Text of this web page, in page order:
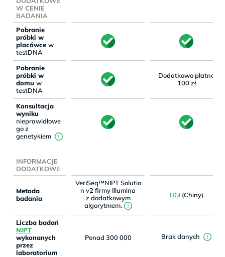
W CENIE
BADANIA
Pobranie
próbki w
placówce w
testDNA
Pobranie
próbki w
domu w
testDNA
Dodatkowo płatne
100 zł
Konsultacja
wyniku
nieprawidłowe
go z
genetykiem
INFORMACJE
DODATKOWE
Metoda
badania
VeriSeq™NIPT Solutio
n v2 firmy Illumina
z dodatkowym
algorytmem.
BGI(Chiny)
Liczba badań
NIPT
wykonanych
przez
laboratorium
Ponad 300 000 Brak danych